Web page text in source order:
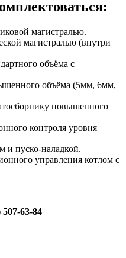
магистралью.
магистралью (внутри
объёма с
объёма (5мм, 6мм,
повышенного
контроля уровня
и пуско-наладкой.
управления котлом с
507-63-84